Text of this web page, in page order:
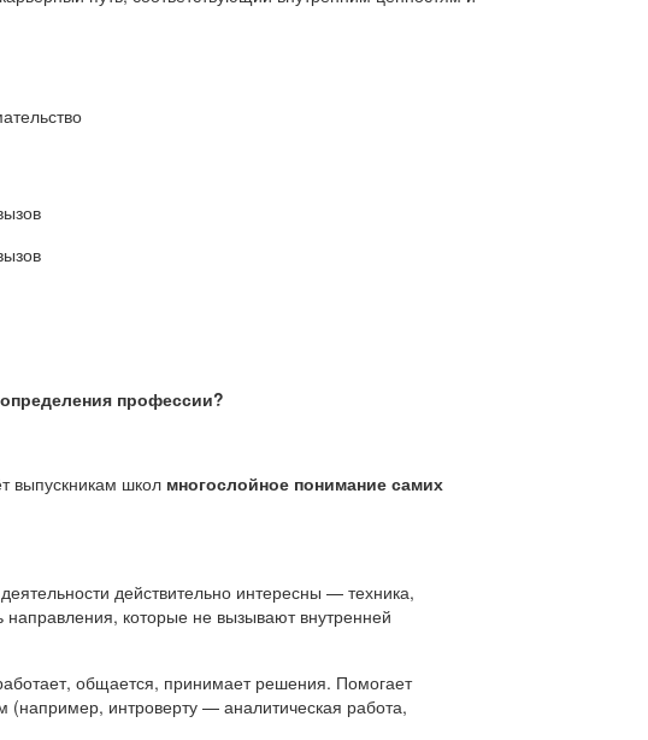
профессии?
выпускникам школ многослойное понимание самих
действительно интересны — техника,
направления, которые не вызывают внутренней
общается, принимает решения. Помогает
интроверту — аналитическая работа,